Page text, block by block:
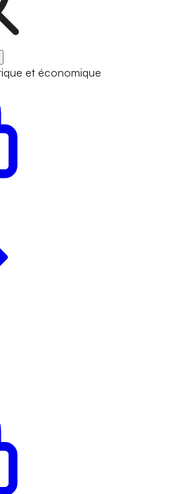
et économique